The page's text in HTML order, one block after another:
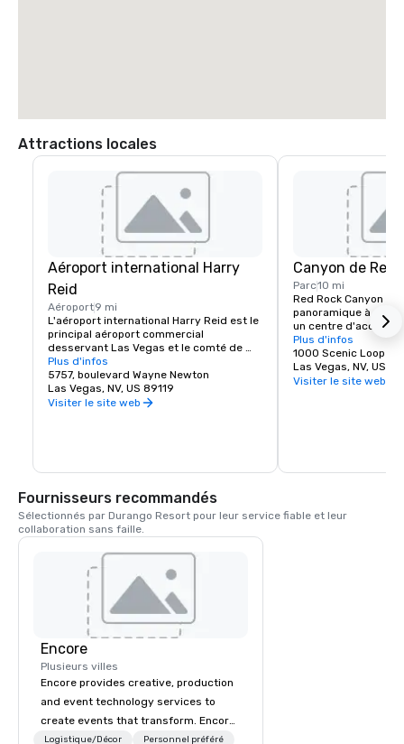
Attractions locales
Aéroport international Harry
Reid
Aéroport9 mi
L'aéroport international Harry Reid est le
principal aéroport commercial
desservant Las Vegas et le comté de
Clark, dans le Nevada, aux États-Unis.
L'aéroport se trouve à huit kilomètres au
sud du centre-ville de Las Vegas, dans
la zone non incorporée de Paradise, dans
Plus d'infos
5757, boulevard Wayne Newton
Las Vegas, NV, US 89119
Visiter le site web
Canyon de Red
Parc10 mi
Red Rock Canyon
panoramique à sens
un centre d'accueil
informations et des
les possibilités de
etc.
Plus d'infos
1000 Scenic Loop Dr.
Las Vegas, NV, US
Visiter le site web
Fournisseurs recommandés
Sélectionnés par Durango Resort pour leur service fiable et leur
collaboration sans faille.
Encore
Plusieurs villes
Encore provides creative, production
and event technology services to
create events that transform. Encore
creates memorable event experiences
Logistique/Décor Personnel préféré